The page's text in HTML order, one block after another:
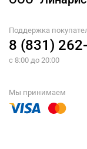
Поддержка
8 (831)
с 8:00 до 20:00
Мы принимаем